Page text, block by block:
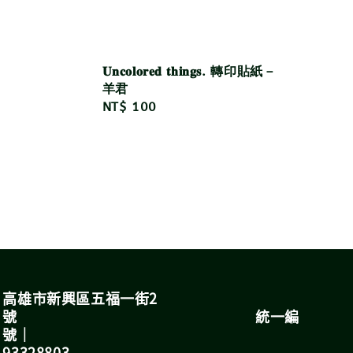
𝐔𝐧𝐜𝐨𝐥𝐨𝐫𝐞𝐝 𝐭𝐡𝐢𝐧𝐠𝐬. 轉印貼紙－
羊君
Regular
NT$ 100
高雄市新興區五福一街2
號 統一編
號｜